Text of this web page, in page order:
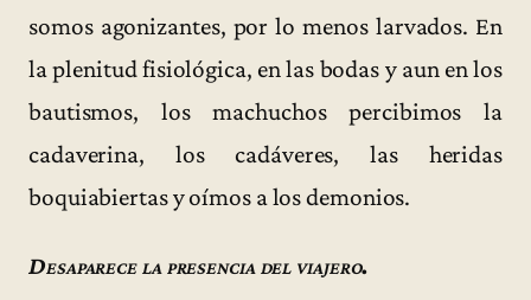
somos agonizantes, por lo menos larvados. En
la plenitud fisiológica, en las bodas y aun en los
bautismos, los machuchos percibimos la
cadaverina, los cadáveres, las heridas
boquiabiertas y oímos a los demonios.
Desaparece la presencia del viajero.